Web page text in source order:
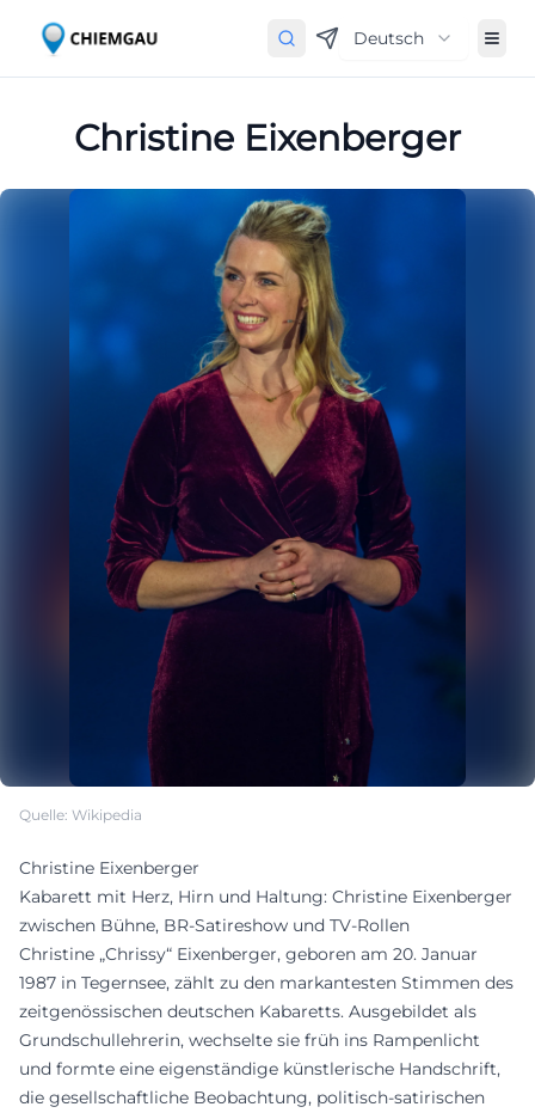
Deutsch
Christine Eixenberger
Quelle: Wikipedia
Christine Eixenberger
Kabarett mit Herz, Hirn und Haltung: Christine Eixenberger
zwischen Bühne, BR-Satireshow und TV-Rollen
Christine „Chrissy“ Eixenberger, geboren am 20. Januar
1987 in Tegernsee, zählt zu den markantesten Stimmen des
zeitgenössischen deutschen Kabaretts. Ausgebildet als
Grundschullehrerin, wechselte sie früh ins Rampenlicht
und formte eine eigenständige künstlerische Handschrift,
die gesellschaftliche Beobachtung, politisch-satirischen